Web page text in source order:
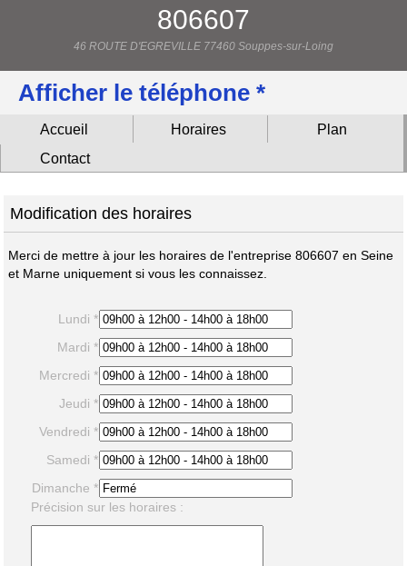
806607
46 ROUTE D'EGREVILLE 77460 Souppes-sur-Loing
Afficher le téléphone *
Accueil Horaires
Plan
Contact
Modification des horaires
Merci de mettre à jour les horaires de l'entreprise 806607 en Seine
et Marne uniquement si vous les connaissez.
Lundi *
Mardi *
Mercredi *
Jeudi *
Vendredi *
Samedi *
Dimanche *
Précision sur les horaires :